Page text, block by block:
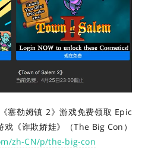
塞勒姆镇 2》游戏免费领取 Epic
戏 《诈欺娇娃》（The Big Con）
zh-CN/p/the-big-con